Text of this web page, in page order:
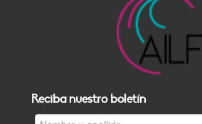
Reciba nuestro boletín